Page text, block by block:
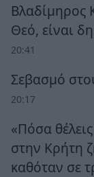
Βλαδίμηρος
Θεό, είναι
20:41
Σεβασμό
20:17
«Πόσα
στην Κρήτη
καθόταν σε